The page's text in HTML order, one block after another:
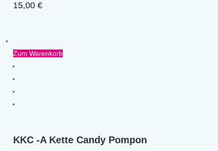
15,00€
Zum Warenkorb
KKC -A Kette Candy Pompon